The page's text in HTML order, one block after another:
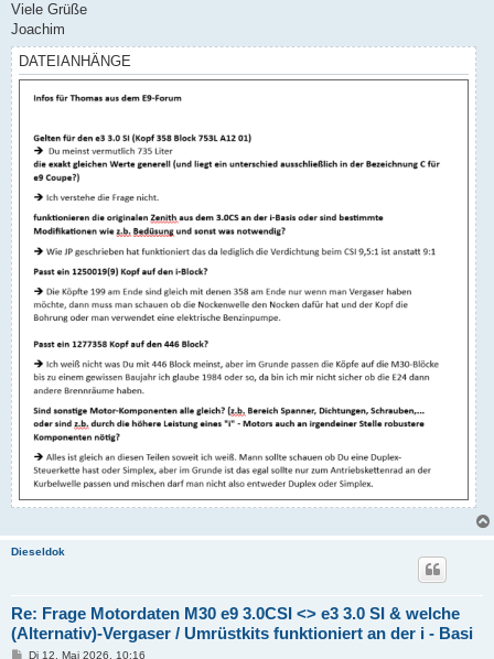
Viele Grüße
Joachim
DATEIANHÄNGE
Dieseldok
Re: Frage Motordaten M30 e9 3.0CSI <> e3 3.0 SI & welche
(Alternativ)-Vergaser / Umrüstkits funktioniert an der i - Basi
BDi 12. Mai 2026, 10:16